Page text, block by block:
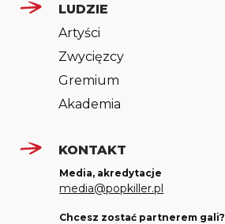
LUDZIE
Artyści
Zwycięzcy
Gremium
Akademia
KONTAKT
Media, akredytacje
media@popkiller.pl
Chcesz zostać partnerem gali?